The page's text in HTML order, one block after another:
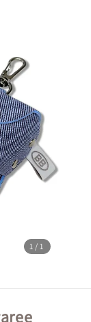
1 /1